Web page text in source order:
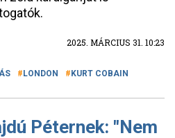
2025. MÁRCIUS 31. 10:23
LONDON KURT COBAIN
Péternek: "Nem